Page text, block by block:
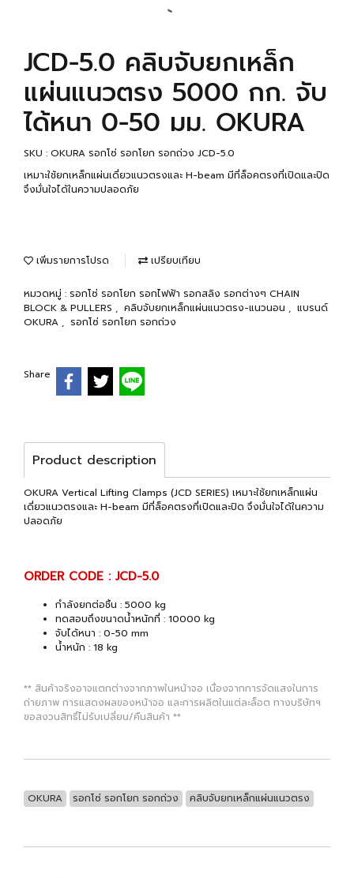
JCD-5.0 คลิบจับยกเหล็ก
แผ่นแนวตรง 5000 กก. จับ
ได้หนา 0-50 มม. OKURA
SKU : OKURA รอกโซ่ รอกโยก รอกถ่วง JCD-5.0
เหมาะใช้ยกเหล็กแผ่นเดี่ยวแนวตรงและ H-beam มีที่ล็อคตรงที่เปิดและปิด
จึงมั่นใจได้ในความปลอดภัย
เพิ่มรายการโปรด เปรียบเทียบ
หมวดหมู่ : รอกโซ่ รอกโยก รอกไฟฟ้า รอกสลิง รอกต่างๆ CHAIN
BLOCK & PULLERS , คลิบจับยกเหล็กแผ่นแนวตรง-แนวนอน , แบรนด์
OKURA , รอกโซ่ รอกโยก รอกถ่วง
Share
Product description
OKURA Vertical Lifting Clamps (JCD SERIES) เหมาะใช้ยกเหล็กแผ่น
เดี่ยวแนวตรงและ H-beam มีที่ล็อคตรงที่เปิดและปิด จึงมั่นใจได้ในความ
ปลอดภัย
ORDER CODE : JCD-5.0
กำลังยกต่อชิ้น : 5000 kg
ทดสอบถึงขนาดน้ำหนักที่ : 10000 kg
จับได้หนา : 0-50 mm
น้ำหนัก : 18 kg
** สินค้าจริงอาจแตกต่างจากภาพในหน้าจอ เนื่องจากการจัดแสงในการ
ถ่ายภาพ การแสดงผลของหน้าจอ และการผลิตในแต่ละล็อต ทางบริษัทฯ
ขอสงวนสิทธิ์ไม่รับเปลี่ยน/คืนสินค้า **
OKURA รอกโซ่ รอกโยก รอกถ่วง คลิบจับยกเหล็กแผ่นแนวตรง